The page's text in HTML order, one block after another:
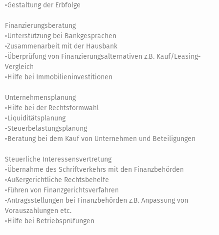
•Gestaltung der Erbfolge
Finanzierungsberatung
•Unterstützung bei Bankgesprächen
•Zusammenarbeit mit der Hausbank
•Überprüfung von Finanzierungsalternativen z.B. Kauf/Leasing-
Vergleich
•Hilfe bei Immobilieninvestitionen
Unternehmensplanung
•Hilfe bei der Rechtsformwahl
•Liquiditätsplanung
•Steuerbelastungsplanung
•Beratung bei dem Kauf von Unternehmen und Beteiligungen
Steuerliche Interessensvertretung
•Übernahme des Schriftverkehrs mit den Finanzbehörden
•Außergerichtliche Rechtsbehelfe
•Führen von Finanzgerichtsverfahren
•Antragsstellungen bei Finanzbehörden z.B. Anpassung von
Vorauszahlungen etc.
•Hilfe bei Betriebsprüfungen